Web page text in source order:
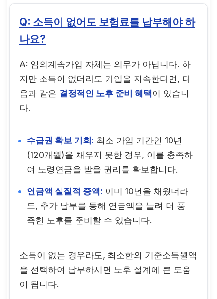
Q: 소득이 없어도 보험료를 납부해야 하
나요?
A: 임의계속가입 자체는 의무가 아닙니다. 하
지만 소득이 없더라도 가입을 지속한다면, 다
음과 같은 결정적인 노후 준비 혜택이 있습니
다.
수급권 확보 기회: 최소 가입 기간인 10년
(120개월)을 채우지 못한 경우, 이를 충족하
여 노령연금을 받을 권리를 확보합니다.
연금액 실질적 증액: 이미 10년을 채웠더라
도, 추가 납부를 통해 연금액을 늘려 더 풍
족한 노후를 준비할 수 있습니다.
소득이 없는 경우라도, 최소한의 기준소득월액
을 선택하여 납부하시면 노후 설계에 큰 도움
이 됩니다.